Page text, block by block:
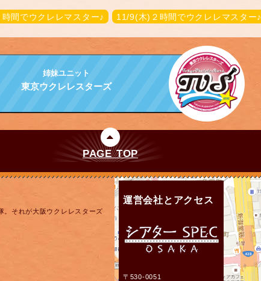
間でウクレレマスター♪ 11/9(木)２時間でウクレレマスター♪
姉妹ユニット
東京ウクレレスターズ
PAGE TOP
。それが大阪ウクレレスターズ
運営会社とアクセス
〒530-0051